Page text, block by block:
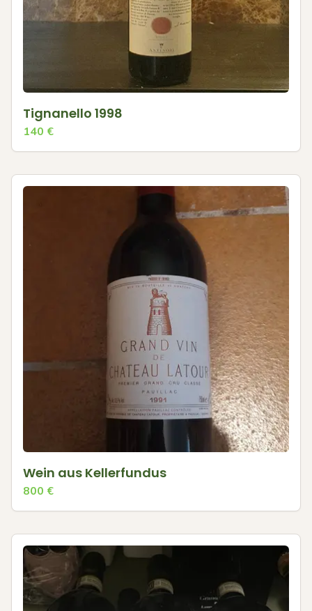
Tignanello 1998
140 €
Wein aus Kellerfundus
800 €